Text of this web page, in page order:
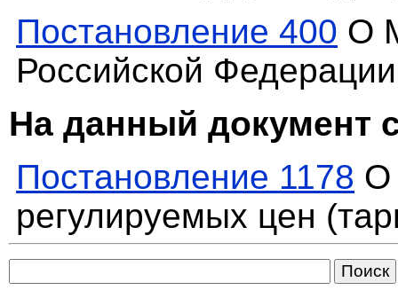
Постановление 400 О
Российской Федерации
На данный документ
Постановление 1178 О
регулируемых цен